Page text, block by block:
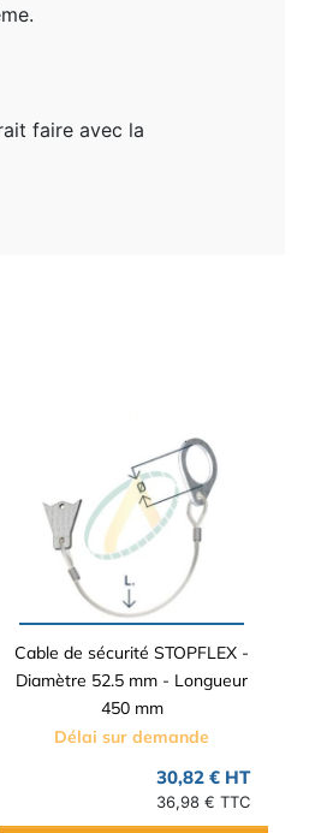
faire avec la
Cable de sécurité STOPFLEX -
Diamètre 52.5 mm - Longueur
450 mm
Délai sur demande
30,82 € HT
36,98 € TTC